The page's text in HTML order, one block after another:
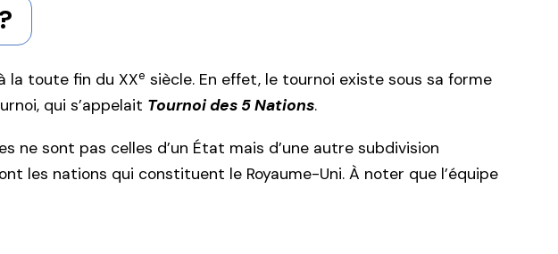
la toute fin du XXe siècle. En effet, le tournoi existe sous sa forme
qui s’appelait Tournoi des 5 Nations.
ne sont pas celles d’un État mais d’une autre subdivision
les nations qui constituent le Royaume-Uni. À noter que l’équipe